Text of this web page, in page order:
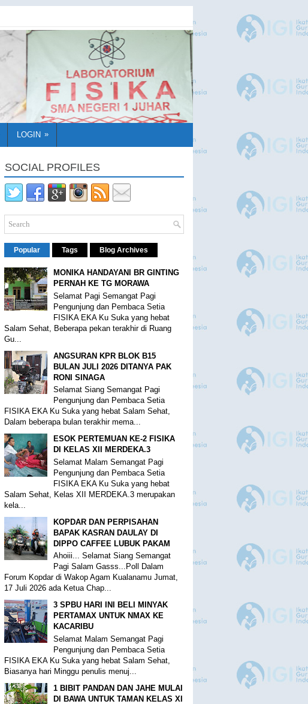
LOGIN »
SOCIAL PROFILES
Popular Tags Blog Archives
MONIKA HANDAYANI BR GINTING
PERNAH KE TG MORAWA
Selamat Pagi Semangat Pagi
Pengunjung dan Pembaca Setia
FISIKA EKA Ku Suka yang hebat
Salam Sehat, Beberapa pekan terakhir di Ruang
Gu...
ANGSURAN KPR BLOK B15
BULAN JULI 2026 DITANYA PAK
RONI SINAGA
Selamat Siang Semangat Pagi
Pengunjung dan Pembaca Setia
FISIKA EKA Ku Suka yang hebat Salam Sehat,
Dalam beberapa bulan terakhir mema...
ESOK PERTEMUAN KE-2 FISIKA
DI KELAS XII MERDEKA.3
Selamat Malam Semangat Pagi
Pengunjung dan Pembaca Setia
FISIKA EKA Ku Suka yang hebat
Salam Sehat, Kelas XII MERDEKA.3 merupakan
kela...
KOPDAR DAN PERPISAHAN
BAPAK KASRAN DAULAY DI
DIPPO CAFFEE LUBUK PAKAM
Ahoiii... Selamat Siang Semangat
Pagi Salam Gasss...Poll Dalam
Forum Kopdar di Wakop Agam Kualanamu Jumat,
17 Juli 2026 ada Ketua Chap...
3 SPBU HARI INI BELI MINYAK
PERTAMAX UNTUK NMAX KE
KACARIBU
Selamat Malam Semangat Pagi
Pengunjung dan Pembaca Setia
FISIKA EKA Ku Suka yang hebat Salam Sehat,
Biasanya hari Minggu penulis menuj...
1 BIBIT PANDAN DAN JAHE MULAI
DI BAWA UNTUK TAMAN KELAS XI